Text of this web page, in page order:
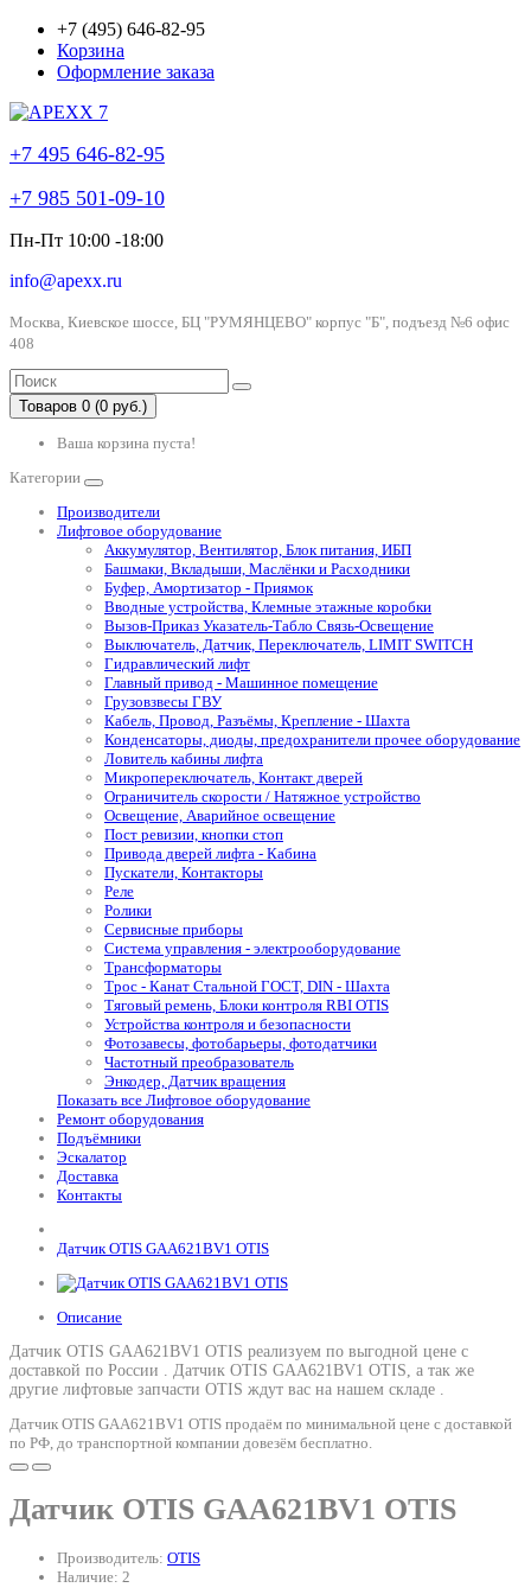
+7 (495) 646-82-95
Корзина
Оформление заказа
+7 495 646-82-95
+7 985 501-09-10
Пн-Пт 10:00 -18:00
info@apexx.ru
Москва, Киевское шоссе, БЦ "РУМЯНЦЕВО" корпус "Б", подъезд №6 офис
408
Товаров 0 (0 руб.)
Ваша корзина пуста!
Категории
Производители
Лифтовое оборудование
Аккумулятор, Вентилятор, Блок питания, ИБП
Башмаки, Вкладыши, Маслёнки и Расходники
Буфер, Амортизатор - Приямок
Вводные устройства, Клемные этажные коробки
Вызов-Приказ Указатель-Табло Связь-Освещение
Выключатель, Датчик, Переключатель, LIMIT SWITCH
Гидравлический лифт
Главный привод - Машинное помещение
Грузовзвесы ГВУ
Кабель, Провод, Разъёмы, Крепление - Шахта
Конденсаторы, диоды, предохранители прочее оборудование
Ловитель кабины лифта
Микропереключатель, Контакт дверей
Ограничитель скорости / Натяжное устройство
Освещение, Аварийное освещение
Пост ревизии, кнопки стоп
Привода дверей лифта - Кабина
Пускатели, Контакторы
Реле
Ролики
Сервисные приборы
Система управления - электрооборудование
Трансформаторы
Трос - Канат Стальной ГОСТ, DIN - Шахта
Тяговый ремень, Блоки контроля RBI OTIS
Устройства контроля и безопасности
Фотозавесы, фотобарьеры, фотодатчики
Частотный преобразователь
Энкодер, Датчик вращения
Показать все Лифтовое оборудование
Ремонт оборудования
Подъёмники
Эскалатор
Доставка
Контакты
Датчик OTIS GAA621BV1 OTIS
Описание
Датчик OTIS GAA621BV1 OTIS реализуем по выгодной цене с
доставкой по России . Датчик OTIS GAA621BV1 OTIS, а так же
другие лифтовые запчасти OTIS ждут вас на нашем складе .
Датчик OTIS GAA621BV1 OTIS продаём по минимальной цене с доставкой
по РФ, до транспортной компании довезём бесплатно.
Датчик OTIS GAA621BV1 OTIS
Производитель: OTIS
Наличие: 2